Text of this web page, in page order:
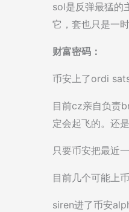
sol是反弹最猛的
它，套也只是一时
财富密码：
币安上了ordi
目前cz亲自负责
定会起飞的。还
只要币安把最近
目前几个可能上
siren进了币安